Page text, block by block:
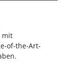
mit
of-the-Art-